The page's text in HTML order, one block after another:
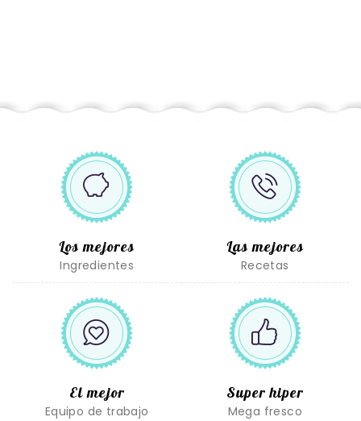
Los mejores
Ingredientes
Las mejores
Recetas
El mejor
Equipo de trabajo
Super hiper
Mega fresco